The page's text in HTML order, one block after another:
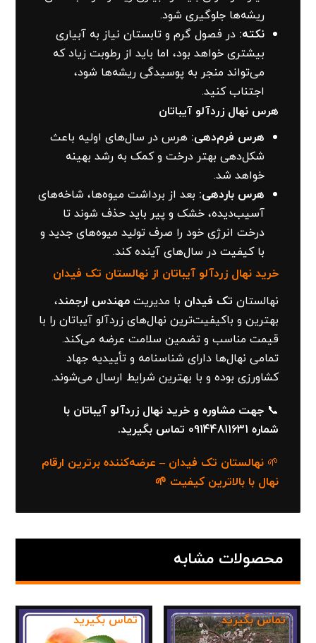
ریشه‌ها جلوگیری شود.
نکته: در فصول گرم و تابستان نیاز به آبیاری
بیشتری خواهد بود، اما باید از رطوبت زیاد که
می‌تواند منجر به پوسیدگی ریشه‌ها شود،
اجتناب کنید.
هرس نهال زردآلو آیباتان
هرس فرم‌دهی: هرس در سال‌های اولیه باعث
شکل‌دهی بهتر درخت و کمک به رشد بهینه
خواهد شد.
هرس باردهی: بعد از برداشت میوه‌ها، شاخه‌های
آسیب‌دیده، خشک و پیر باید حذف شوند تا
درخت انرژی خود را صرف تولید میوه‌های جدید و
با کیفیت در سال‌های آینده کند.
خرید نهال زردآلو آیباتان از نهالستان تک فیدان
نهالستان تک فیدان با مدیریتمهندس ارجمند،
بهترین و باکیفیت‌ترین نهال‌های زردآلو آیباتان را با
قیمت مناسب و تضمین سلامت عرضه می‌کند.
تمامی نهال‌ها دارای شناسنامه و تأییدیه جهاد
کشاورزی بوده و با بهترین شرایط ارسال می‌شوند.
📞جهت مشاوره و خرید نهال زردآلو آیباتان با
شماره 09144811631 تماس بگیرید.
🌱نهالستان تک فیدان – عرضه‌کننده برترین ارقام
نهال با بالاترین کیفیت 🌱
محصولات مشابه
تماس بگیرید تماس بگیرید